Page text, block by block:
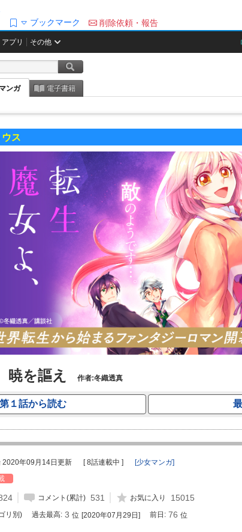
ブックマーク 削除依頼・報告